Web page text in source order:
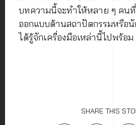
บทความนี้จะทำให้หลาย ๆ คน
ออกแบบด้านสถาปัตกรรมหรือ
ได้รู้จักเครื่องมือเหล่านี้ไปพร้อม
SHARE THIS